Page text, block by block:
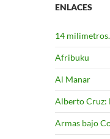
ENLACES
14
Afribuku
Al Manar
Alberto Cruz:
Armas bajo